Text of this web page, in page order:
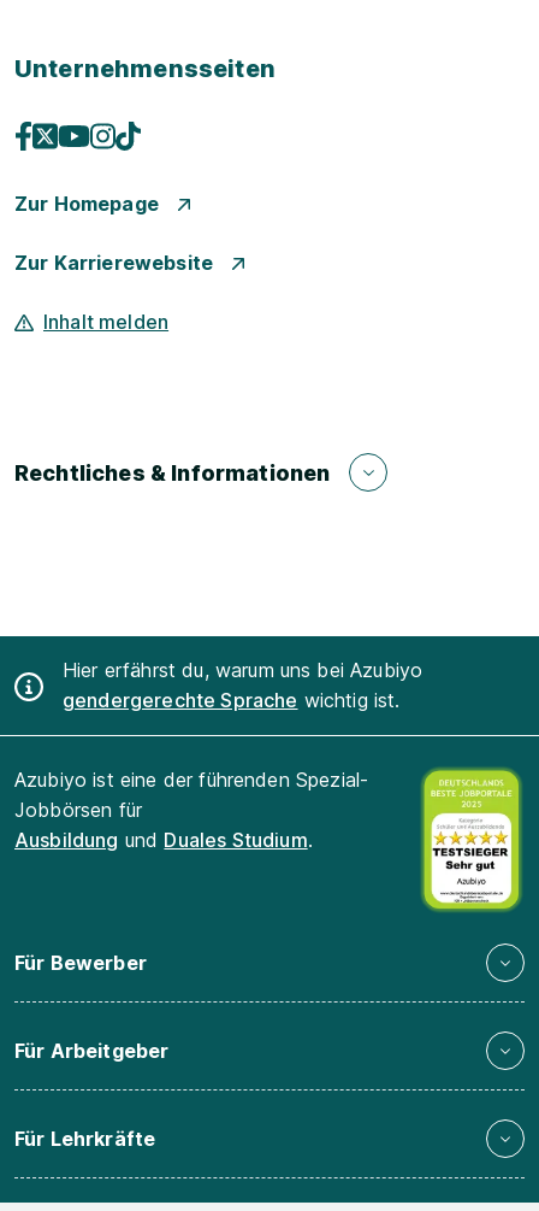
Unternehmensseiten
Zur Homepage
Zur Karrierewebsite
Inhalt melden
Rechtliches & Informationen
Hier erfährst du, warum uns bei Azubiyo
gendergerechte Sprache wichtig ist.
Azubiyo ist eine der führenden Spezial-
Jobbörsen für
Ausbildung und Duales Studium.
Für Bewerber
Für Arbeitgeber
Für Lehrkräfte